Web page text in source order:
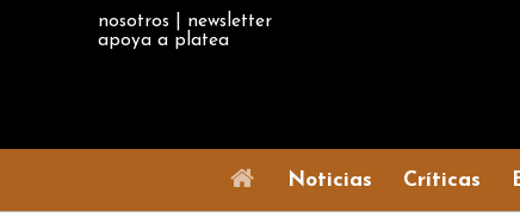
nosotros
newsletter
apoya a platea
Noticias Críticas